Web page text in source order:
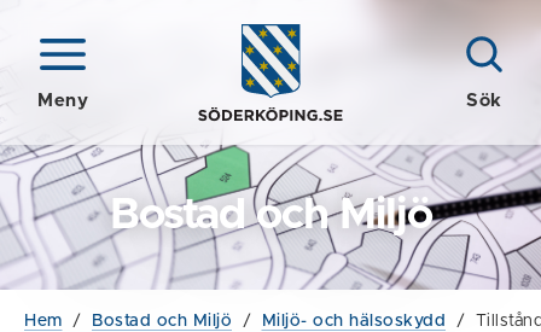
Meny Sök
Bostad och Miljö
Hem / Bostad och Miljö / Miljö- och hälsoskydd /